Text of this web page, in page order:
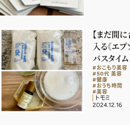
デジタル版
購入
エクラプレミ
売れ筋ランキング
【まだ間
入る《エ
バスタイム
#おこもり美容
#50代 美容
#健康
#おうち時間
#美容
トモミ
2024.12.16